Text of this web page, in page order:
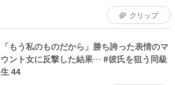
クリップ
「もう私のものだから」勝ち誇った表情のマ
ウント女に反撃した結果… #彼氏を狙う同級
生 44